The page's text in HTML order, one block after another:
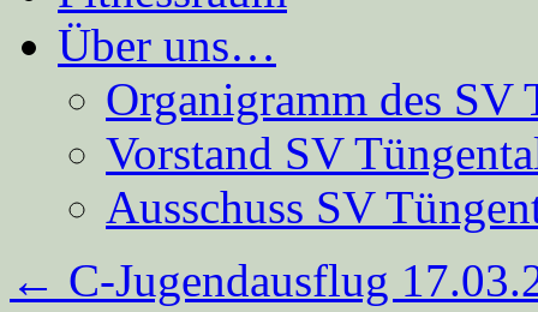
Über uns…
Organigramm des SV
Vorstand SV
Ausschuss SV
← C-Jugendausflug